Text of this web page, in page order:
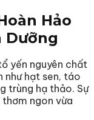
Hảo
Dưỡng
yến nguyên chất
như hạt sen, táo
trùng hạ thảo. Sự
ngon vừa